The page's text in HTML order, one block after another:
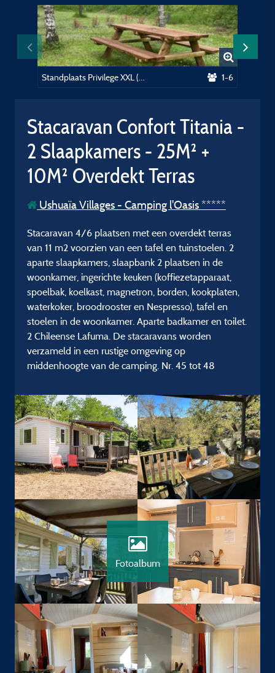
1-6
Stacaravan Confort Titania -
2 Slaapkamers - 25M² +
10M² Overdekt Terras
Ushuaïa Villages - Camping l'Oasis *****
Stacaravan 4/6 plaatsen met een overdekt terras
van 11 m2 voorzien van een tafel en tuinstoelen. 2
aparte slaapkamers, slaapbank 2 plaatsen in de
woonkamer, ingerichte keuken (koffiezetapparaat,
spoelbak, koelkast, magnetron, borden, kookplaten,
waterkoker, broodrooster en Nespresso), tafel en
stoelen in de woonkamer. Aparte badkamer en toilet.
2 Chileense Lafuma. De stacaravans worden
verzameld in een rustige omgeving op
middenhoogte van de camping. Nr. 45 tot 48
Fotoalbum